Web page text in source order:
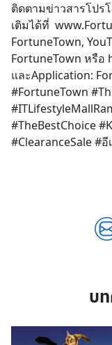
ติดตามข่าวสารโปร
เติมได้ที่
FortuneTown,
FortuneTown หรือ
และApplication:
#FortuneTown
#TheBestChoice
#ClearanceSale #
บ